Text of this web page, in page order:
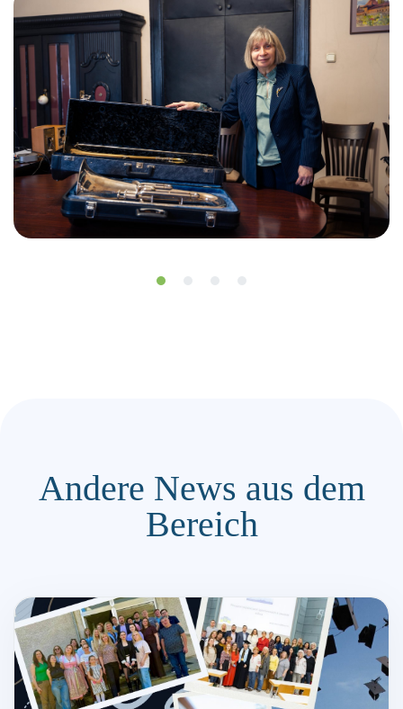
Andere News aus dem
Bereich